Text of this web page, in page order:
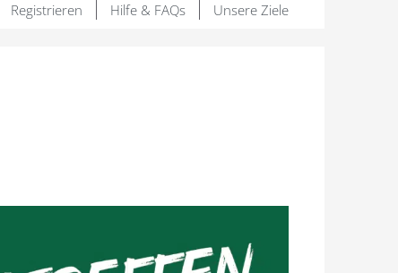
Unsere Ziele
Hilfe & FAQs
Registrieren